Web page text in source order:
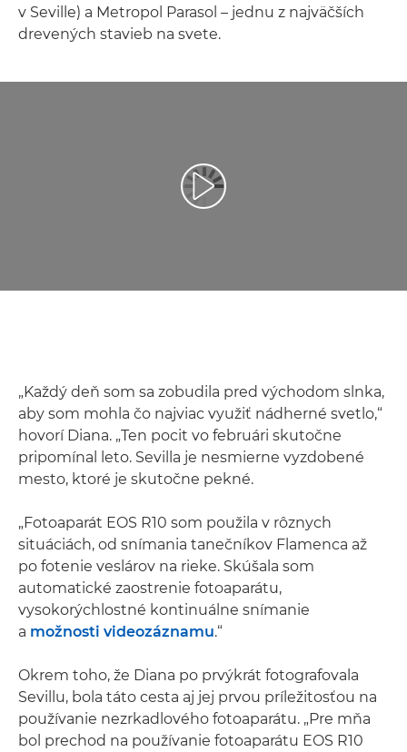
v Seville) a Metropol Parasol – jednu z najväčších
drevených stavieb na svete.
Prehrať video
„Každý deň som sa zobudila pred východom slnka,
aby som mohla čo najviac využiť nádherné svetlo,“
hovorí Diana. „Ten pocit vo februári skutočne
pripomínal leto. Sevilla je nesmierne vyzdobené
mesto, ktoré je skutočne pekné.
„Fotoaparát EOS R10 som použila v rôznych
situáciách, od snímania tanečníkov Flamenca až
po fotenie veslárov na rieke. Skúšala som
automatické zaostrenie fotoaparátu,
vysokorýchlostné kontinuálne snímanie
a možnosti videozáznamu.“
Okrem toho, že Diana po prvýkrát fotografovala
Sevillu, bola táto cesta aj jej prvou príležitosťou na
používanie nezrkadlového fotoaparátu. „Pre mňa
bol prechod na používanie fotoaparátu EOS R10